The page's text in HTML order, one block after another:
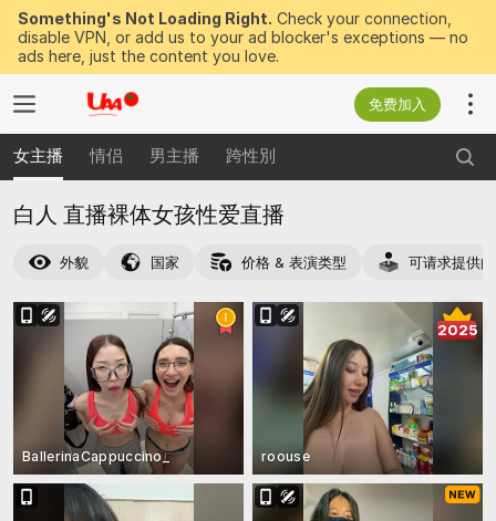
Something's Not Loading Right. Check your connection,
disable VPN, or add us to your ad blocker's exceptions — no
ads here, just the content you love.
免费加入
女主播 情侣 男主播 跨性別
白人 直播裸体女孩性爱直播
外貌 国家 价格 & 表演类型 可请求提供
BallerinaCappuccino_
2025
roouse